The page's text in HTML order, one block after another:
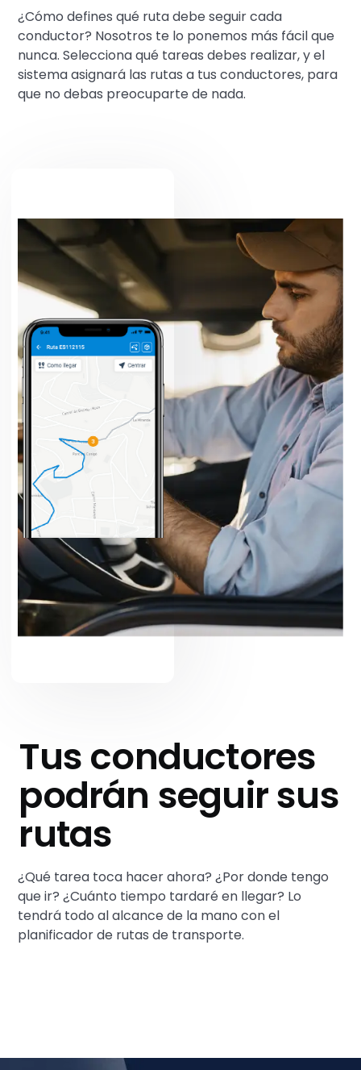
¿Cómo defines qué ruta debe seguir cada
conductor? Nosotros te lo ponemos más fácil que
nunca. Selecciona qué tareas debes realizar, y el
sistema asignará las rutas a tus conductores, para
que no debas preocuparte de nada.
Tus conductores
podrán seguir sus
rutas
¿Qué tarea toca hacer ahora? ¿Por donde tengo
que ir? ¿Cuánto tiempo tardaré en llegar? Lo
tendrá todo al alcance de la mano con el
planificador de rutas de transporte.